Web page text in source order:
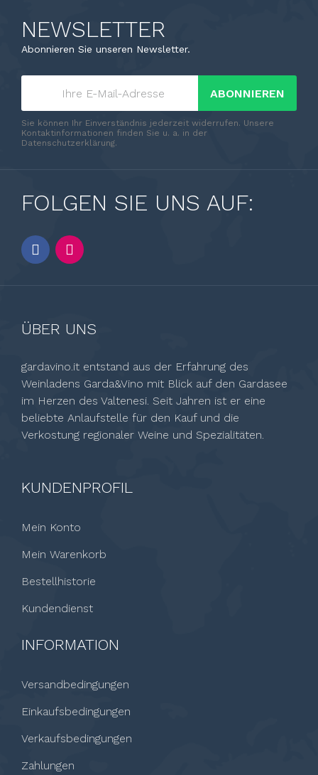
NEWSLETTER
Abonnieren Sie unseren Newsletter.
ABONNIEREN
Sie können Ihr Einverständnis jederzeit widerrufen. Unsere
Kontaktinformationen finden Sie u. a. in der
Datenschutzerklärung.
FOLGEN SIE UNS AUF:
ÜBER UNS
gardavino.it entstand aus der Erfahrung des
Weinladens Garda&Vino mit Blick auf den Gardasee
im Herzen des Valtenesi. Seit Jahren ist er eine
beliebte Anlaufstelle für den Kauf und die
Verkostung regionaler Weine und Spezialitäten.
KUNDENPROFIL
Mein Konto
Mein Warenkorb
Bestellhistorie
Kundendienst
INFORMATION
Versandbedingungen
Einkaufsbedingungen
Verkaufsbedingungen
Zahlungen